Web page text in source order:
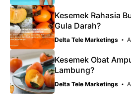
Kesemek Rahasia
Gula Darah?
Delta Tele Marketings
Kesemek Obat
Lambung?
Delta Tele Marketings